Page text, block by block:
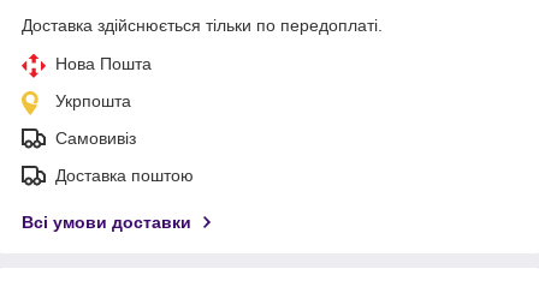
Доставка здійснюється тільки по передоплаті.
Нова Пошта
Укрпошта
Самовивіз
Доставка поштою
Всі умови доставки